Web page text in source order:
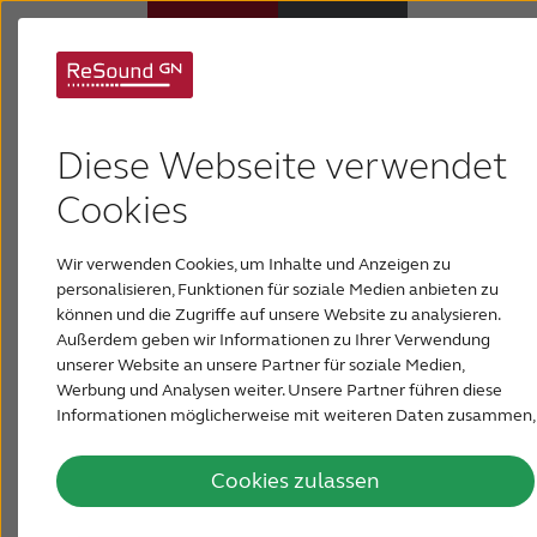
Diese Webseite verwendet
Cookies
Wir verwenden Cookies, um Inhalte und Anzeigen zu
personalisieren, Funktionen für soziale Medien anbieten zu
können und die Zugriffe auf unsere Website zu analysieren.
Außerdem geben wir Informationen zu Ihrer Verwendung
unserer Website an unsere Partner für soziale Medien,
Werbung und Analysen weiter. Unsere Partner führen diese
Informationen möglicherweise mit weiteren Daten zusammen,
Nutzung der Dienste gesammelt haben.
Cookies zulassen
Hörverlust
Über ReSound
Support & Unterstützung
FÜR AKUSTIKER
ÖSTERREICH
Fehlerbehebung
gut funktionierende und langlebige Hörgeräte.
Obwohl Hörgeräte sehr langlebig sind und den
Belastungen des täglichen Gebrauchs
standhalten können, ist eine konstante Pflege der
Hörgeräte dennoch notwendig, um beste
Klangqualität und Langlebigkeit sicherzustellen.